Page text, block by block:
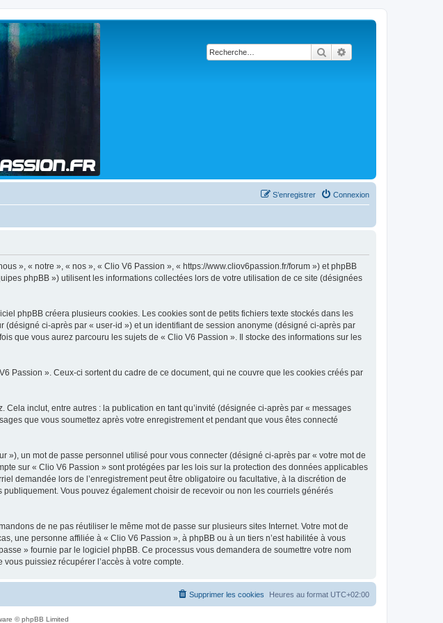
Rechercher
Connexion
S’enregistrer
», « notre », « nos », « Clio V6 Passion », « https://www.cliov6passion.fr/forum ») et phpBB
phpBB ») utilisent les informations collectées lors de votre utilisation de ce site (désignées
phpBB créera plusieurs cookies. Les cookies sont de petits fichiers texte stockés dans les
ci-après par « user-id ») et un identifiant de session anonyme (désigné ci-après par
que vous aurez parcouru les sujets de « Clio V6 Passion ». Il stocke des informations sur les
Passion ». Ceux-ci sortent du cadre de ce document, qui ne couvre que les cookies créés par
inclut, entre autres : la publication en tant qu’invité (désignée ci-après par « messages
que vous soumettez après votre enregistrement et pendant que vous êtes connecté
»), un mot de passe personnel utilisé pour vous connecter (désigné ci-après par « votre mot de
sur « Clio V6 Passion » sont protégées par les lois sur la protection des données applicables
demandée lors de l’enregistrement peut être obligatoire ou facultative, à la discrétion de
Vous pouvez également choisir de recevoir ou non les courriels générés
de ne pas réutiliser le même mot de passe sur plusieurs sites Internet. Votre mot de
une personne affiliée à « Clio V6 Passion », à phpBB ou à un tiers n’est habilitée à vous
» fournie par le logiciel phpBB. Ce processus vous demandera de soumettre votre nom
puissiez récupérer l’accès à votre compte.
Heures au format UTC+02:00
Supprimer les cookies
© phpBB Limited